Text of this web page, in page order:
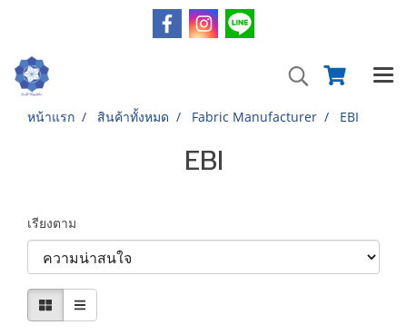
หน้าแรก สินค้าทั้งหมด Fabric Manufacturer EBI
EBI
เรียงตาม